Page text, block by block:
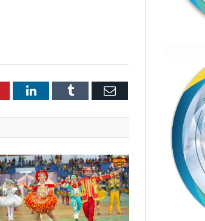
LinkedInTumblr Email